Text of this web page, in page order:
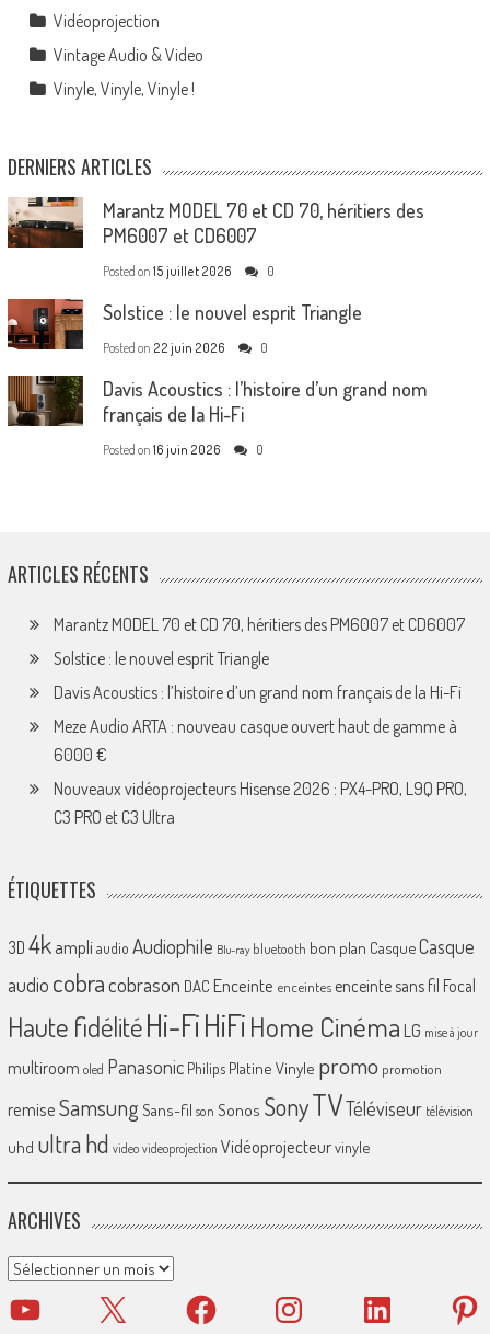
Vidéoprojection
Vintage Audio & Video
Vinyle, Vinyle, Vinyle !
DERNIERS ARTICLES
Marantz MODEL 70 et CD 70, héritiers des
PM6007 et CD6007
Posted on 15 juillet 2026 0
Solstice : le nouvel esprit Triangle
Posted on 22 juin 2026 0
Davis Acoustics : l’histoire d’un grand nom
français de la Hi-Fi
Posted on 16 juin 2026 0
ARTICLES RÉCENTS
Marantz MODEL 70 et CD 70, héritiers des PM6007 et CD6007
Solstice : le nouvel esprit Triangle
Davis Acoustics : l’histoire d’un grand nom français de la Hi-Fi
Meze Audio ARTA : nouveau casque ouvert haut de gamme à
6000 €
Nouveaux vidéoprojecteurs Hisense 2026 : PX4-PRO, L9Q PRO,
C3 PRO et C3 Ultra
ÉTIQUETTES
3D 4k ampliaudio Audiophile Blu-ray bluetooth bon plan CasqueCasque
audio cobracobrason DAC Enceinte enceintes enceinte sans fil Focal
Haute fidélitéHi-FiHiFiHome Cinéma LG mise à jour
multiroom oled Panasonic Philips Platine Vinyle promo promotion
remiseSamsungSans-fil son Sonos SonyTVTéléviseur télévision
uhd ultra hd video videoprojection Vidéoprojecteurvinyle
ARCHIVES
Archives
YouTube X Facebook Instagram LinkedIn